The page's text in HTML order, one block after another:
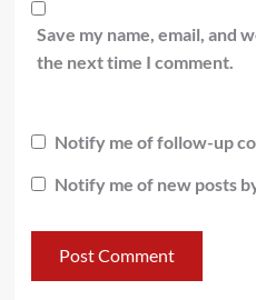
Save my name, email, and
the next time I comment.
Notify me of follow-up
Notify me of new posts